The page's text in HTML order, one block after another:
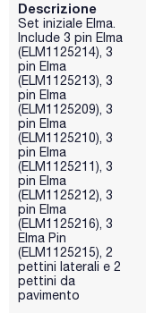
Descrizione
Set iniziale Elma.
Include 3 pin Elma
(ELM1125214), 3
pin Elma
(ELM1125213), 3
pin Elma
(ELM1125209), 3
pin Elma
(ELM1125210), 3
pin Elma
(ELM1125211), 3
pin Elma
(ELM1125212), 3
pin Elma
(ELM1125216), 3
Elma Pin
(ELM1125215), 2
pettini laterali e 2
pettini da
pavimento